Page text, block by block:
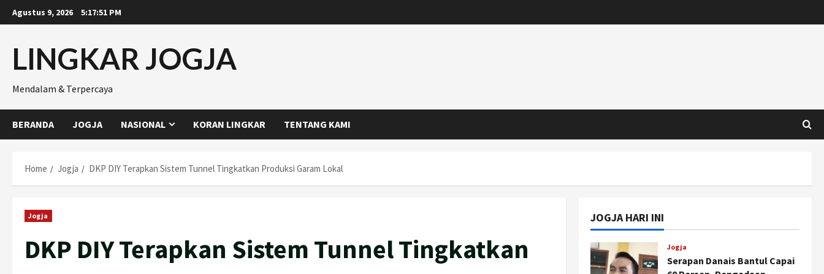
Skip
to
Agustus 9, 2026 5:17:52 PM
LINGKAR JOGJA
Mendalam & Terpercaya
BERANDA JOGJA NASIONAL KORAN LINGKAR TENTANG KAMI
Home Jogja DKP DIY Terapkan Sistem Tunnel Tingkatkan Produksi Garam Lokal
Jogja
DKP DIY Terapkan Sistem Tunnel Tingkatkan
JOGJA HARI INI
Jogja
Serapan Danais Bantul Capai